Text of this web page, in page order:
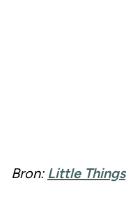
Bron: Little Things